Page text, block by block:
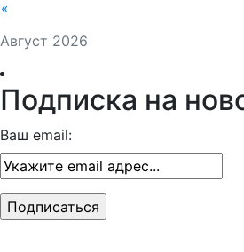
Август 2026
«
Подписка на
Ваш email: